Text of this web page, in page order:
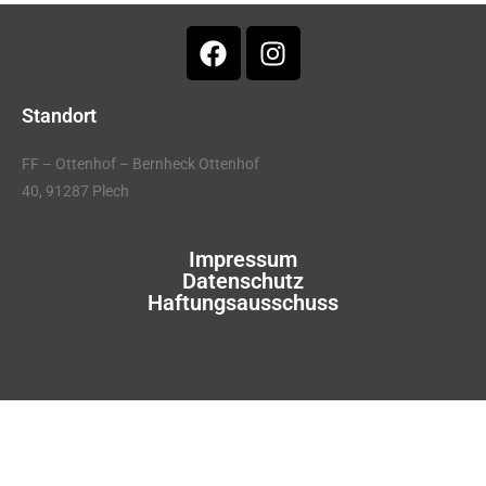
Standort
FF – Ottenhof – Bernheck Ottenhof
40, 91287 Plech
Impressum
Datenschutz
Haftungsausschuss